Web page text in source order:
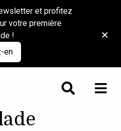
et profitez
votre première
!
en